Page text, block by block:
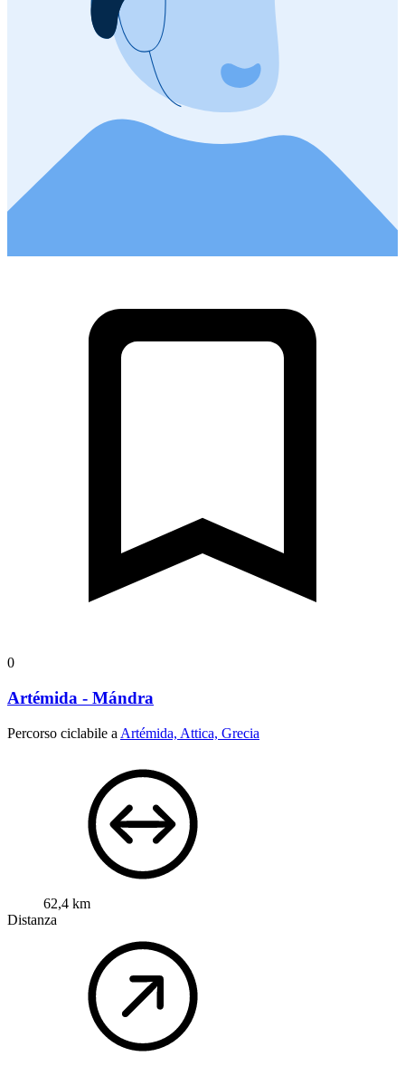
0
Artémida - Mándra
Percorso ciclabile a Artémida, Attica, Grecia
62,4 km
Distanza